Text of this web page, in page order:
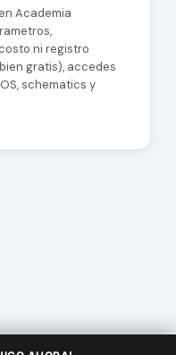
Academia
ni registro
gratis), accedes
schematics y